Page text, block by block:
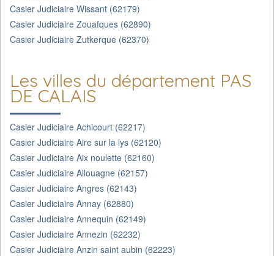
Casier Judiciaire Wissant (62179)
Casier Judiciaire Zouafques (62890)
Casier Judiciaire Zutkerque (62370)
Les villes du département PAS
DE CALAIS
Casier Judiciaire Achicourt (62217)
Casier Judiciaire Aire sur la lys (62120)
Casier Judiciaire Aix noulette (62160)
Casier Judiciaire Allouagne (62157)
Casier Judiciaire Angres (62143)
Casier Judiciaire Annay (62880)
Casier Judiciaire Annequin (62149)
Casier Judiciaire Annezin (62232)
Casier Judiciaire Anzin saint aubin (62223)